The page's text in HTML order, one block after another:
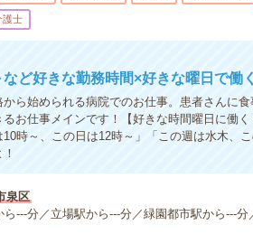
護士
ど好きな勤務時間×好きな曜日で働
から始められる病院でのお仕事。患者さんに
お仕事メインです！【好きな時間曜日に働
時～、この日は12時～」「この週は水木、
泉区
ら---分／立場駅から---分／緑園都市駅から---